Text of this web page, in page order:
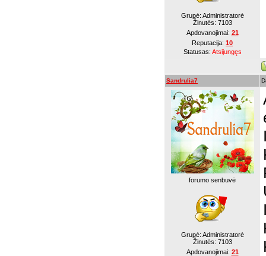
Grupė: Administratorė
Žinutės: 7103
Apdovanojimai: 21
Reputacija: 10
Statusas: Atsijungęs
Sandrulia7
forumo senbuvė
Grupė: Administratorė
Žinutės: 7103
Apdovanojimai: 21